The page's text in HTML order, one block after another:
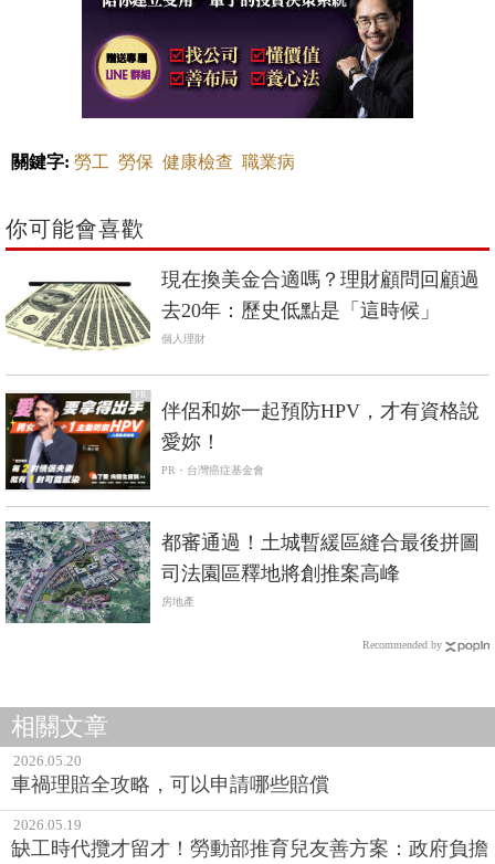
關鍵字: 勞工 勞保 健康檢查 職業病
你可能會喜歡
現在換美金合適嗎？理財顧問回顧過
去20年：歷史低點是「這時候」
個人理財
PR
伴侶和妳一起預防HPV，才有資格說
愛妳！
PR・台灣癌症基金會
都審通過！土城暫緩區縫合最後拼圖
司法園區釋地將創推案高峰
房地產
Recommended by
相關文章
2026.05.20
車禍理賠全攻略，可以申請哪些賠償
2026.05.19
缺工時代攬才留才！勞動部推育兒友善方案：政府負擔